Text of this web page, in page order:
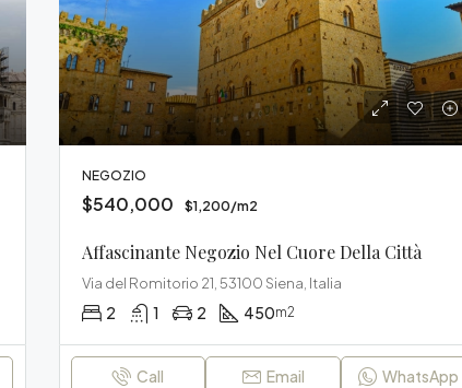
NEGOZIO
$540,000 $1,200/m2
Affascinante Negozio Nel Cuore Della Città
Via del Romitorio 21, 53100 Siena, Italia
2 1 2 450m2
Call Email WhatsApp